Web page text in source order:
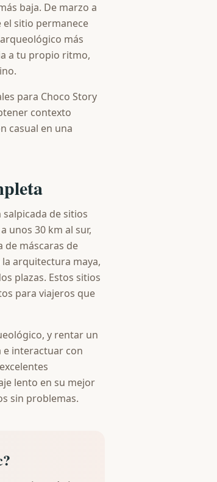
baja. De marzo a
sitio permanece
más
a tu propio ritmo,
para Choco Story
contexto
casual en una
de sitios
unos 30 km al sur,
de máscaras de
arquitectura maya,
plazas. Estos sitios
para viajeros que
y rentar un
e interactuar con
lento en su mejor
sin problemas.